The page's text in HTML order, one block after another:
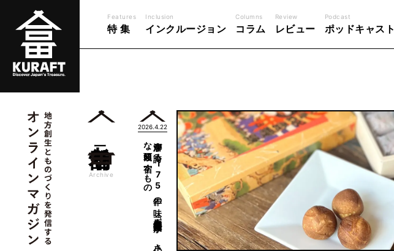
Features
特 集
Inclusion
インクルージョン
Columns
コラム
Review
レビュー
Podcast
ポッドキャスト
Archive
2026.4.22
唐津が
誇る
1
7
5
年の
味。
大原老舗「松露饅頭」が
、
小さ
な
饅頭に
宿す
も
の